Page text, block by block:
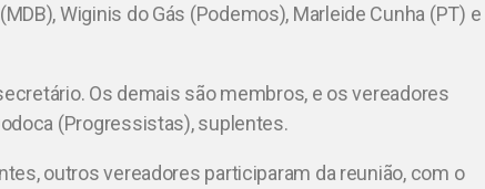
Wiginis do Gás (Podemos), Marleide Cunha (PT) e
Os demais são membros, e os vereadores
(Progressistas), suplentes.
outros vereadores participaram da reunião, com o